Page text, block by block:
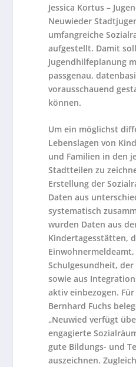
Jessica Kortus –
Neuwieder
umfangreiche
aufgestellt. Damit
Jugendhilfeplanung
passgenau,
vorausschauend
können.
Um ein möglichst
Lebenslagen von
und Familien in den
Stadtteilen zu
Erstellung der
Daten aus
systematisch
wurden Daten aus
Kindertagesstätten,
Schulgesundheit,
sowie aus
aktiv einbezogen.
Bernhard Fuchs
„Neuwied verfügt
engagierte
gute Bildungs- und
auszeichnen.